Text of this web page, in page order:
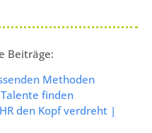
Beiträge:
Methoden
finden
den Kopf verdreht |